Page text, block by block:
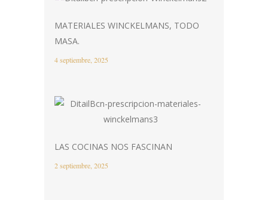
MATERIALES WINCKELMANS, TODO
MASA.
4 septiembre, 2025
LAS COCINAS NOS FASCINAN
2 septiembre, 2025